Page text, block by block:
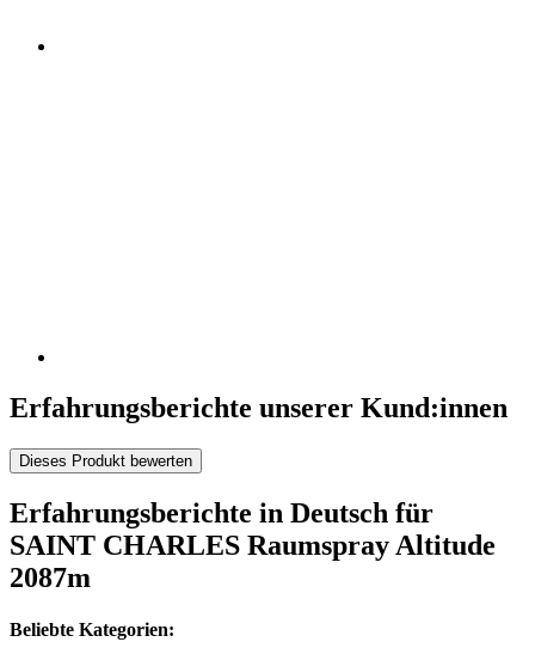
Erfahrungsberichte unserer Kund:innen
Dieses Produkt bewerten
Erfahrungsberichte in Deutsch für
SAINT CHARLES Raumspray Altitude
2087m
Beliebte Kategorien: